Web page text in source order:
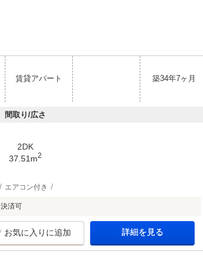
賃貸アパート 築34年7ヶ月
間取り/広さ
2DK
37.51m2
エアコン付き
済可
お気に入りに追加 詳細を見る